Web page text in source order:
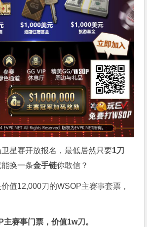
星赛开放报名，最低居然只要1刀
换一条金手链你敢信？
值12,000刀的WSOP主赛事套票，
主赛事门票，价值1w刀 。